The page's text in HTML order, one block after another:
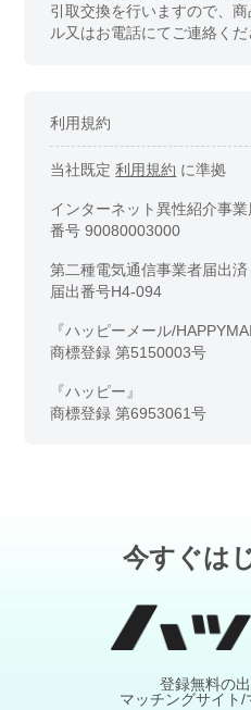
引取交換を行いますので、
ル又はお電話にてご連絡くだ
利用規約
当社既定利用規約 に準拠
インターネット異性紹介事
番号 90080003000
第二種電気通信事業者届出済
届出番号H4-094
『ハッピーメール/
商標登録 第5150003号
『ハッピー』
商標登録 第6953061号
今すぐは
登録無料の
マッチングサイト/